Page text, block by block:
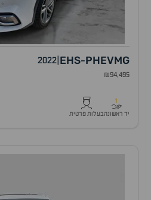
MG
EHS-PHEV
2022
₪94,495
1
יד ראשונהבעלות פרטית